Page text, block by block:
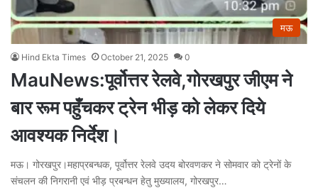
मऊ
Hind Ekta Times October 21, 2025 0
MauNews:पूर्वोत्तर रेलवे,गोरखपुर जीएम ने
बार रूम पहुँचकर ट्रेन भीड़ को लेकर दिये
आवश्यक निर्देश।
मऊ। गोरखपुर।महाप्रबन्धक, पूर्वोत्तर रेलवे उदय बोरवणकर ने सोमवार को ट्रेनों के
संचलन की निगरानी एवं भीड़ प्रबन्धन हेतु मुख्यालय, गोरखपुर…